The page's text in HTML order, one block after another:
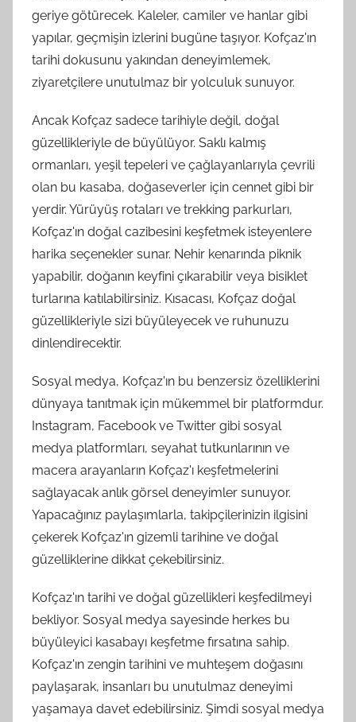
geriye götürecek. Kaleler, camiler ve hanlar gibi
yapılar, geçmişin izlerini bugüne taşıyor. Kofçaz'ın
tarihi dokusunu yakından deneyimlemek,
ziyaretçilere unutulmaz bir yolculuk sunuyor.
Ancak Kofçaz sadece tarihiyle değil, doğal
güzellikleriyle de büyülüyor. Saklı kalmış
ormanları, yeşil tepeleri ve çağlayanlarıyla çevrili
olan bu kasaba, doğaseverler için cennet gibi bir
yerdir. Yürüyüş rotaları ve trekking parkurları,
Kofçaz'ın doğal cazibesini keşfetmek isteyenlere
harika seçenekler sunar. Nehir kenarında piknik
yapabilir, doğanın keyfini çıkarabilir veya bisiklet
turlarına katılabilirsiniz. Kısacası, Kofçaz doğal
güzellikleriyle sizi büyüleyecek ve ruhunuzu
dinlendirecektir.
Sosyal medya, Kofçaz'ın bu benzersiz özelliklerini
dünyaya tanıtmak için mükemmel bir platformdur.
Instagram, Facebook ve Twitter gibi sosyal
medya platformları, seyahat tutkunlarının ve
macera arayanların Kofçaz'ı keşfetmelerini
sağlayacak anlık görsel deneyimler sunuyor.
Yapacağınız paylaşımlarla, takipçilerinizin ilgisini
çekerek Kofçaz'ın gizemli tarihine ve doğal
güzelliklerine dikkat çekebilirsiniz.
Kofçaz'ın tarihi ve doğal güzellikleri keşfedilmeyi
bekliyor. Sosyal medya sayesinde herkes bu
büyüleyici kasabayı keşfetme fırsatına sahip.
Kofçaz'ın zengin tarihini ve muhteşem doğasını
paylaşarak, insanları bu unutulmaz deneyimi
yaşamaya davet edebilirsiniz. Şimdi sosyal medya